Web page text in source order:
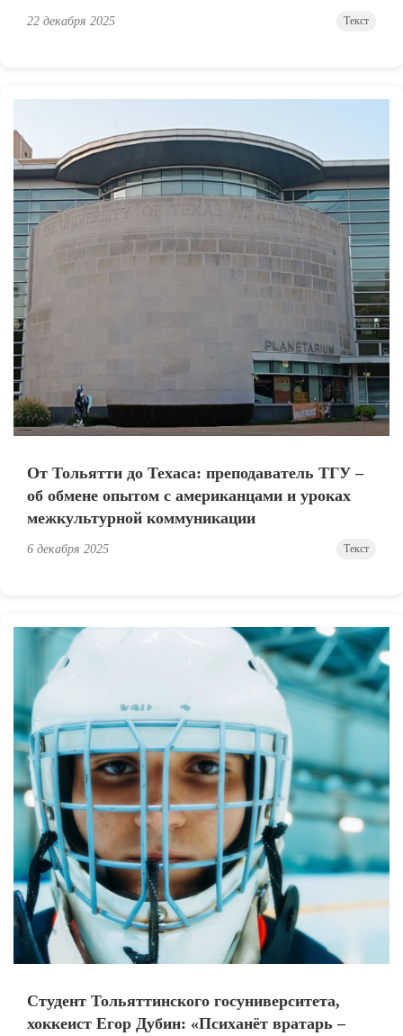
22 декабря 2025 Текст
От Тольятти до Техаса: преподаватель ТГУ –
об обмене опытом с американцами и уроках
межкультурной коммуникации
6 декабря 2025 Текст
Студент Тольяттинского госуниверситета,
хоккеист Егор Дубин: «Психанёт вратарь –